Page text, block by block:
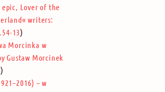
Lover of the
writers:
13)
Morcinka w
Gustaw Morcinek
)
– w